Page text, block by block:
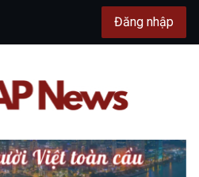
Đăng nhập